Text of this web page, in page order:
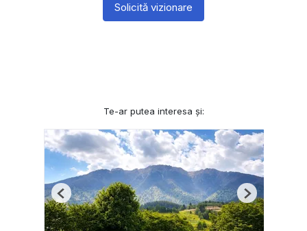
Solicită vizionare
Te-ar putea interesa și:
Previous Next